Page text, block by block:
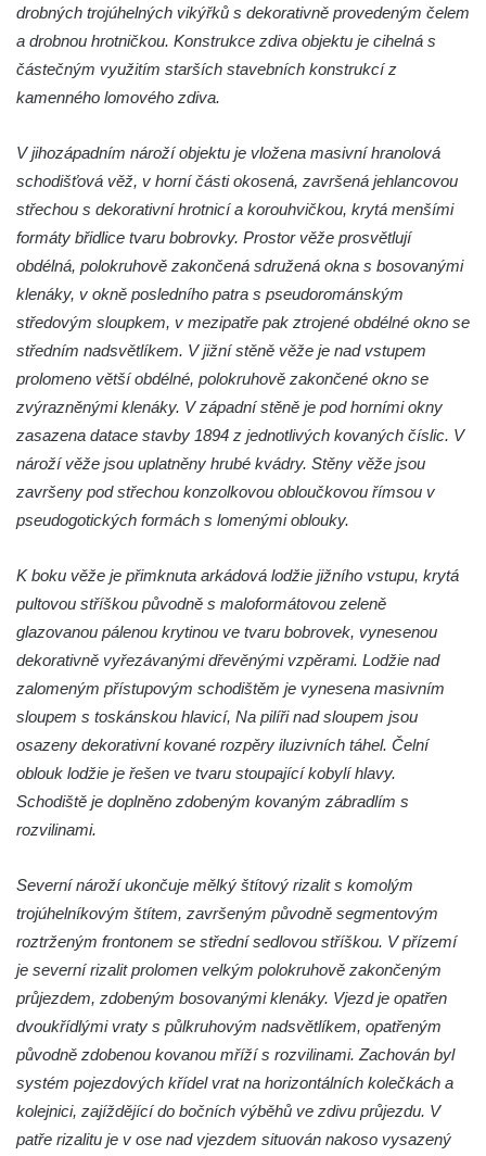
Košticích
Hüttichův statek ve Třtěně
parku v Libochovicích
Altán v lázeňském parku ve Mšeném-lázně
Lázeňský Pavillon Dvorana ve Mšeném-
lázně
Sýpka v Lenešicích
Barokní kaštanová alej Zlonice – zámek
Budenice
Altán v parku v Zákolanech
Sluneční hodiny na Komenského náměstí v
Kralupech nad Vltavou
Sala terrena u zámku Mnichovo Hradiště
Původní převodové kolo z miřejovické
elektrárny na břehu Vltavy v Kralupech nad
Vltavou
Původní regulátor otáček z miřejovické
elektrárny na břehu Vltavy v Kralupech nad
Vltavou
Květinové hodiny v ulici Boženy Němcové v
Chomutově
Rakovníku
Bývalá pozorovatelna civilní obrany na
Hostibejku v Kralupech nad Vltavou
Altán v areálu Zahnovy vily v Kamenickém
Šenově
Zděný Holubí dům u čp. 297 v Luhu v
Raspenavě
drobných trojúhelných vikýřků s dekorativně provedeným čelem
a drobnou hrotničkou. Konstrukce zdiva objektu je cihelná s
částečným využitím starších stavebních konstrukcí z
kamenného lomového zdiva.
V jihozápadním nároží objektu je vložena masivní hranolová
schodišťová věž, v horní části okosená, završená jehlancovou
střechou s dekorativní hrotnicí a korouhvičkou, krytá menšími
formáty břidlice tvaru bobrovky. Prostor věže prosvětlují
obdélná, polokruhově zakončená sdružená okna s bosovanými
klenáky, v okně posledního patra s pseudorománským
středovým sloupkem, v mezipatře pak ztrojené obdélné okno se
středním nadsvětlíkem. V jižní stěně věže je nad vstupem
prolomeno větší obdélné, polokruhově zakončené okno se
zvýrazněnými klenáky. V západní stěně je pod horními okny
zasazena datace stavby 1894 z jednotlivých kovaných číslic. V
nároží věže jsou uplatněny hrubé kvádry. Stěny věže jsou
završeny pod střechou konzolkovou obloučkovou římsou v
pseudogotických formách s lomenými oblouky.
K boku věže je přimknuta arkádová lodžie jižního vstupu, krytá
pultovou stříškou původně s maloformátovou zeleně
glazovanou pálenou krytinou ve tvaru bobrovek, vynesenou
dekorativně vyřezávanými dřevěnými vzpěrami. Lodžie nad
zalomeným přístupovým schodištěm je vynesena masivním
sloupem s toskánskou hlavicí, Na pilíři nad sloupem jsou
osazeny dekorativní kované rozpěry iluzivních táhel. Čelní
oblouk lodžie je řešen ve tvaru stoupající kobylí hlavy.
Schodiště je doplněno zdobeným kovaným zábradlím s
rozvilinami.
Severní nároží ukončuje mělký štítový rizalit s komolým
trojúhelníkovým štítem, završeným původně segmentovým
roztrženým frontonem se střední sedlovou stříškou. V přízemí
je severní rizalit prolomen velkým polokruhově zakončeným
průjezdem, zdobeným bosovanými klenáky. Vjezd je opatřen
dvoukřídlými vraty s půlkruhovým nadsvětlíkem, opatřeným
původně zdobenou kovanou mříží s rozvilinami. Zachován byl
systém pojezdových křídel vrat na horizontálních kolečkách a
kolejnici, zajíždějící do bočních výběhů ve zdivu průjezdu. V
patře rizalitu je v ose nad vjezdem situován nakoso vysazený